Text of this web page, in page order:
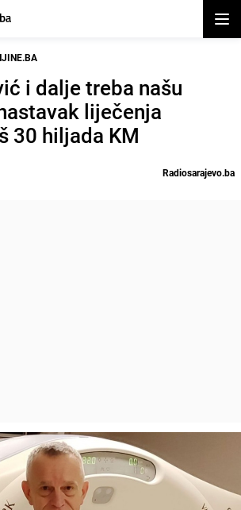
i dalje treba našu
liječenja
30 hiljada KM
Radiosarajevo.ba